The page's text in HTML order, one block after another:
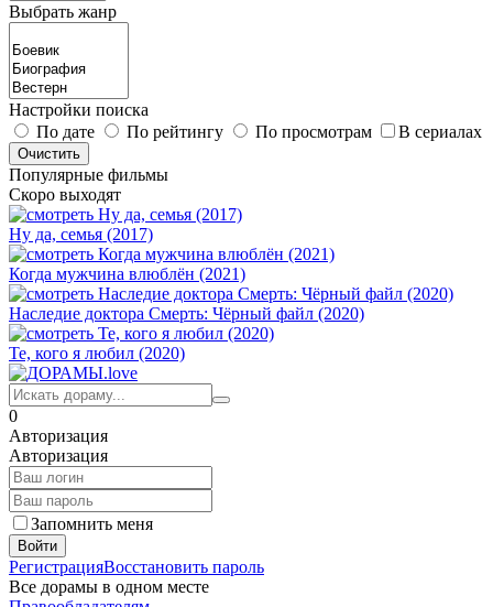
Выбрать жанр
Настройки поиска
По дате
По рейтингу По просмотрам В сериалах
Популярные фильмы
Скоро выходят
Ну да, семья (2017)
Когда мужчина влюблён (2021)
Наследие доктора Смерть: Чёрный файл (2020)
Те, кого я любил (2020)
0
Авторизация
Авторизация
Запомнить меня
Войти
РегистрацияВосстановить пароль
Все дорамы в одном месте